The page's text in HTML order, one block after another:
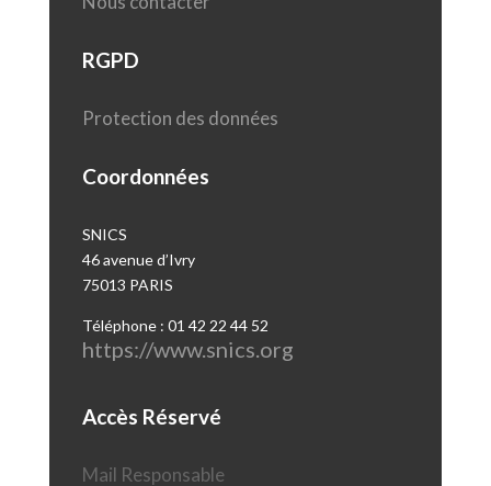
RGPD
Protection des données
Coordonnées
SNICS
46 avenue d’Ivry
75013 PARIS
Téléphone : 01 42 22 44 52
https://www.snics.org
Accès Réservé
Mail Responsable